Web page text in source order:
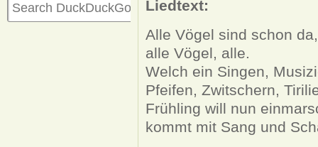
Liedtext:
Alle Vögel sind schon da,
alle Vögel, alle.
Welch ein Singen,
Pfeifen, Zwitschern,
Frühling will nun
kommt mit Sang und